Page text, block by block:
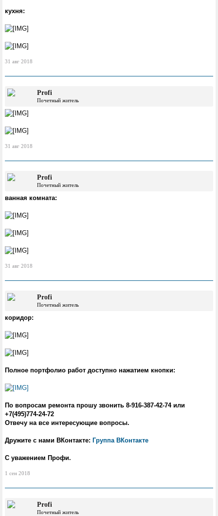
кухня:
31 авг 2018
Profi
Почетный житель
31 авг 2018
Profi
Почетный житель
ванная комната:
31 авг 2018
Profi
Почетный житель
коридор:
Полное портфолио работ доступно нажатием кнопки:
По вопросам ремонта прошу звонить 8-916-387-42-74 или
+7(495)774-24-72
Отвечу на все интересующие вопросы.
Дружите с нами ВКонтакте: Группа ВКонтакте
С уважением Профи.
1 сен 2018
Profi
Почетный житель